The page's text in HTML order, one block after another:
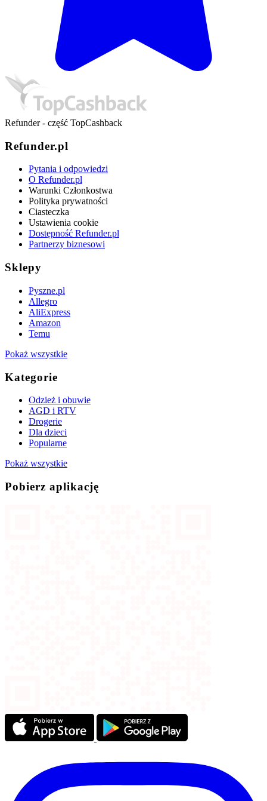
Refunder - część TopCashback
Refunder.pl
Pytania i odpowiedzi
O Refunder.pl
Warunki Członkostwa
Polityka prywatności
Ciasteczka
Ustawienia cookie
Dostępność Refunder.pl
Partnerzy biznesowi
Sklepy
Pyszne.pl
Allegro
AliExpress
Amazon
Temu
Pokaż wszystkie
Kategorie
Odzież i obuwie
AGD i RTV
Drogerie
Dla dzieci
Popularne
Pokaż wszystkie
Pobierz aplikację